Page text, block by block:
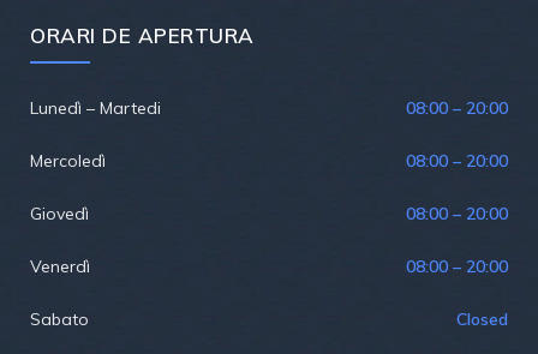
ORARI DE APERTURA
Lunedì – Martedi 08:00 – 20:00
Mercoledì 08:00 – 20:00
Giovedì 08:00 – 20:00
Venerdì 08:00 – 20:00
Sabato Closed